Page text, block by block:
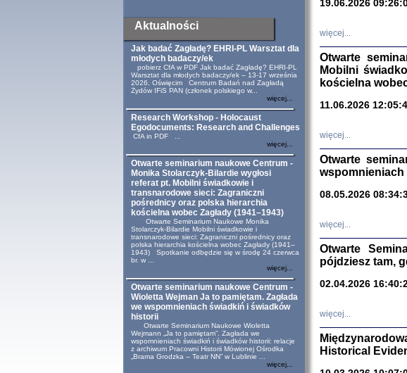
Aktualności
Jak badać Zagładę? EHRI-PL Warsztat dla
młodych badaczy/ek
pobierz CfA w PDF Jak badać Zagładę? EHRI-PL
Warsztat dla młodych badaczy/ek – 13-17 września
2026, Oświęcim Centrum Badań nad Zagładą
Żydów IFiS PAN (członek polskiego w...
więcej...
Research Workshop - Holocaust
Egodocuments: Research and Challenges
CfA in PDF ...
więcej...
Otwarte seminarium naukowe Centrum -
Monika Stolarczyk-Bilardie wygłosi
referat pt. Mobilni świadkowie i
transnarodowe sieci: Zagraniczni
pośrednicy oraz polska hierarchia
kościelna wobec Zagłady (1941–1943)
Otwarte Seminarium Naukowe Monika
Stolarczyk-Bilardie Mobilni świadkowie i
transnarodowe sieci: Zagraniczni pośrednicy oraz
polska hierarchia kościelna wobec Zagłady (1941–
1943) Spotkanie odbędzie się w środę 24 czerwca
br. w ...
więcej...
Otwarte seminarium naukowe Centrum -
Wioletta Wejman Ja to pamiętam. Zagłada
we wspomnieniach świadkiń i świadków
historii
Otwarte Seminarium Naukowe Wioletta
Wejmann „Ja to pamiętam”. Zagłada we
wspomnieniach świadkiń i świadków historii: relacje
z archiwum Pracowni Historii Mówionej Ośrodka
„Brama Grodzka – Teatr NN” w Lublinie ...
więcej...
19.06.2026
więcej...
Otwarte
Mobilni
kościelna
11.06.2026
więcej...
Otwarte
08.05.2026
więcej...
Otwarte
pójdziesz tam,
02.04.2026
więcej...
Historical